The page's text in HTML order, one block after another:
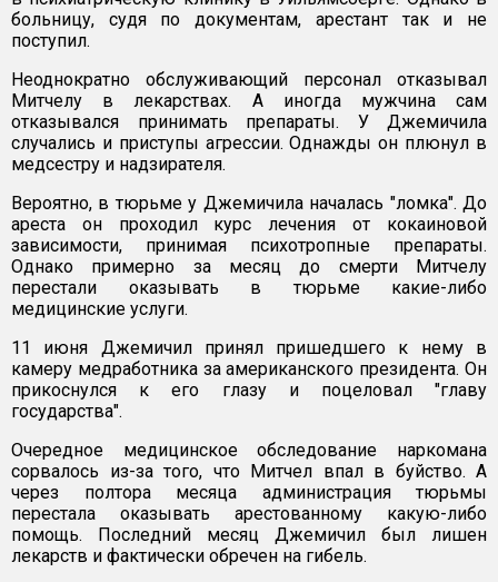
больницу, судя по документам, арестант так и не
поступил.
Неоднократно обслуживающий персонал отказывал
Митчелу в лекарствах. А иногда мужчина сам
отказывался принимать препараты. У Джемичила
случались и приступы агрессии. Однажды он плюнул в
медсестру и надзирателя.
Вероятно, в тюрьме у Джемичила началась "ломка". До
ареста он проходил курс лечения от кокаиновой
зависимости, принимая психотропные препараты.
Однако примерно за месяц до смерти Митчелу
перестали оказывать в тюрьме какие-либо
медицинские услуги.
11 июня Джемичил принял пришедшего к нему в
камеру медработника за американского президента. Он
прикоснулся к его глазу и поцеловал "главу
государства".
Очередное медицинское обследование наркомана
сорвалось из-за того, что Митчел впал в буйство. А
через полтора месяца администрация тюрьмы
перестала оказывать арестованному какую-либо
помощь. Последний месяц Джемичил был лишен
лекарств и фактически обречен на гибель.